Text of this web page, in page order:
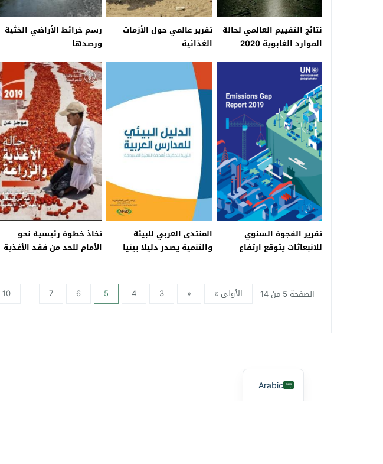
نتائج التقييم العالمي لحالة
الموارد الغابوية 2020
تقرير عالمي حول الأزمات
الغذائية
رسم خرائط الأراضي الخثية
ورصدها
تقرير الفجوة السنوي
للانبعاثات يتوقع ارتفاع
المنتدى العربي للبيئة
والتنمية يصدر دليلا بيئيا
تخاذ خطوة رئيسية نحو
الأمام للحد من فقد الأغذية
الصفحة 5 من 14 الأولى » «
3
4
5
6
7
10
Arabic